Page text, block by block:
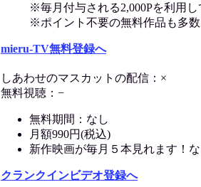
※毎月付与される2,000Pを利用
※ポイント不要の無料作品も多
mieru-TV無料登録へ
しあわせのマスカットの配信：×
無料視聴：−
無料期間：なし
月額990円(税込)
新作映画が毎月５本見れます！
クランクインビデオ登録へ